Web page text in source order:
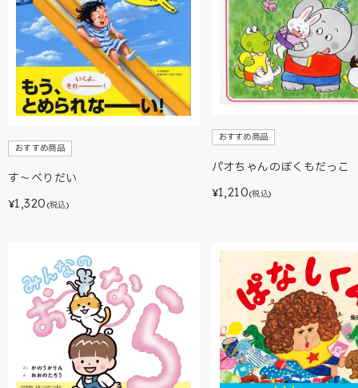
おすすめ商品
す～べりだい
¥1,320 (税込)
おすすめ商品
パオちゃんのぼくもだっこ
¥1,210(税込)